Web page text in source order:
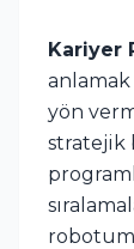
Kariyer
yön
stratejik